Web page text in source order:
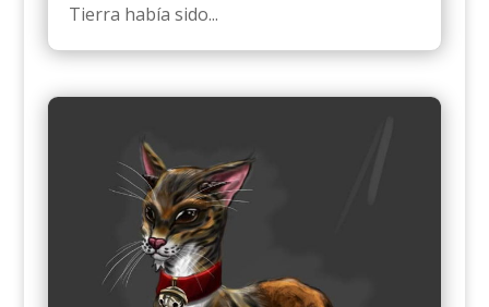
Tierra había sido...